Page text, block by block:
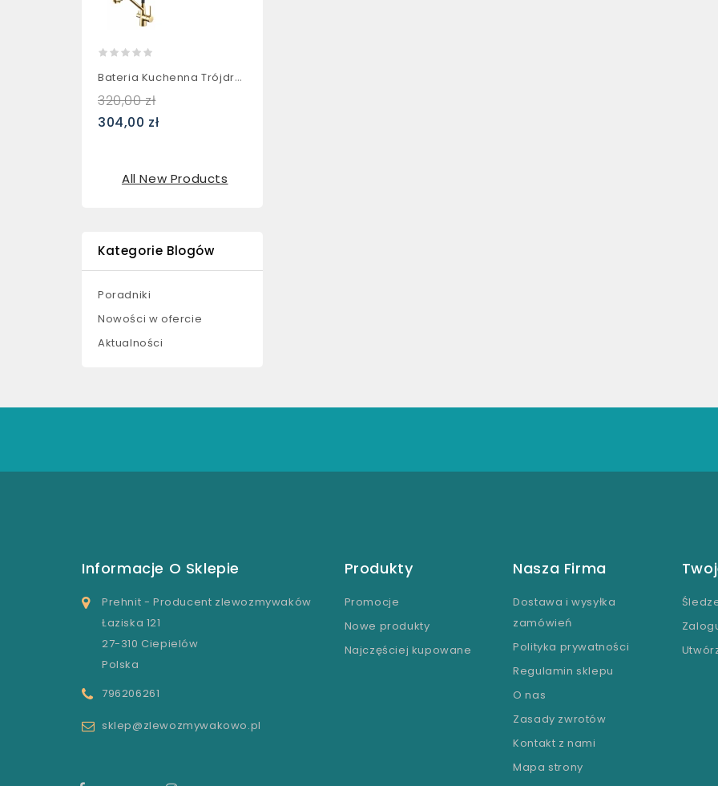
Bateria Kuchenna Trójdrożna...
320,00 zł
304,00 zł
All New Products
Kategorie Blogów
Poradniki
Nowości w ofercie
Aktualności
Informacje O Sklepie
Prehnit - Producent zlewozmywaków
Łaziska 121
27-310 Ciepielów
Polska
796206261
sklep@zlewozmywakowo.pl
Produkty
Promocje
Nowe produkty
Najczęściej kupowane
Nasza Firma
Dostawa i wysyłka
zamówień
Polityka prywatności
Regulamin sklepu
O nas
Zasady zwrotów
Kontakt z nami
Mapa strony